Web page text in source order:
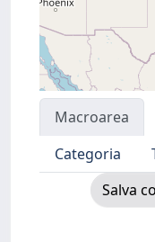
Macroarea
Categoria
Salva